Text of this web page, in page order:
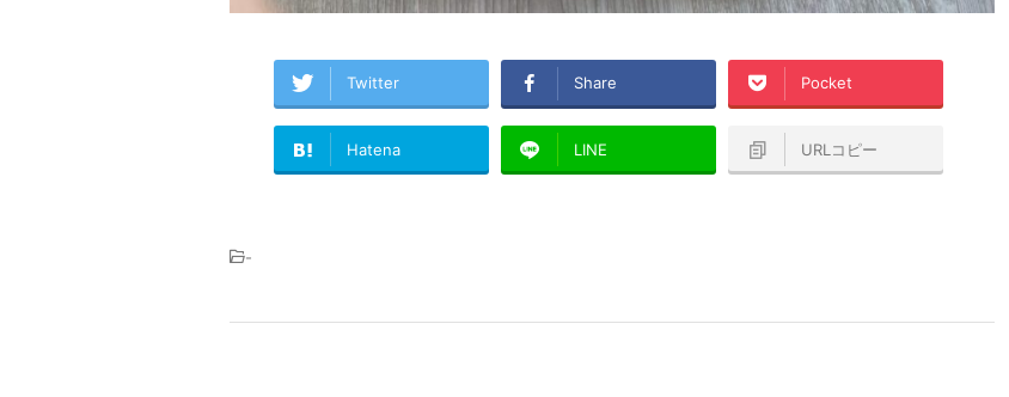
Twitter Share Pocket
Hatena LINE URLコピー
-